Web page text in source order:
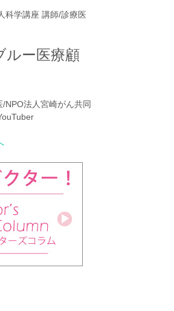
科学講座 講師/診療医
ルー医療顧
NPO法人宮崎がん共同